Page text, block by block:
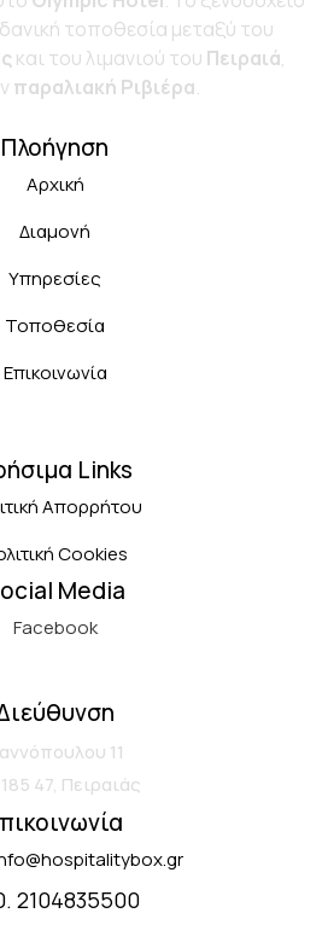
τοποθεσία μεταξύ του
και του λιμανιού του Πειραιά,
παραλιακή Ριβιέρα.
Πλοήγηση
Αρχική
Διαμονή
Υπηρεσίες
Τοποθεσία
Επικοινωνία
Links
Απορρήτου
Cookies
Media
Facebook
11
47, Πειραιάς
2104835500